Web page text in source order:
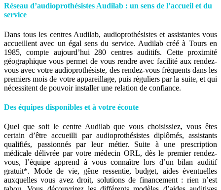
Réseau d’audioprothésistes Audilab : un sens de l’accueil et du
service
Dans tous les centres Audilab, audioprothésistes et assistantes vous
accueillent avec un égal sens du service. Audilab créé à Tours en
1985, compte aujourd’hui 280 centres auditifs. Cette proximité
géographique vous permet de vous rendre avec facilité aux rendez-
vous avec votre audioprothésiste, des rendez-vous fréquents dans les
premiers mois de votre appareillage, puis réguliers par la suite, et qui
nécessitent de pouvoir installer une relation de confiance.
Des équipes disponibles et à votre écoute
Quel que soit le centre Audilab que vous choisissiez, vous êtes
certain d’être accueilli par audioprothésistes diplômés, assistants
qualifiés, passionnés par leur métier. Suite à une prescription
médicale délivrée par votre médecin ORL, dès le premier rendez-
vous, l’équipe apprend à vous connaître lors d’un bilan auditif
gratuit*. Mode de vie, gêne ressentie, budget, aides éventuelles
auxquelles vous avez droit, solutions de financement : rien n’est